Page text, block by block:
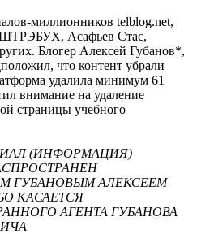
миллионников telblog.net,
Асафьев Стас,
Блогер Алексей Губанов*,
что контент убрали
удалила минимум 61
внимание на удаление
страницы учебного
(ИНФОРМАЦИЯ)
ГУБАНОВЫМ АЛЕКСЕЕМ
КАСАЕТСЯ
АГЕНТА ГУБАНОВА